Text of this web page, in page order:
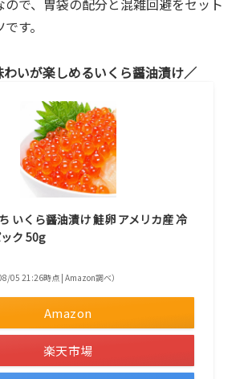
で、胃袋の配分と混雑回避をセット
す。
いが楽しめるいくら醤油漬け
いくら醤油漬け 鮭卵 アメリカ産 冷
ク 50g
05 21:26時点 | Amazon調べ）
Amazon
楽天市場